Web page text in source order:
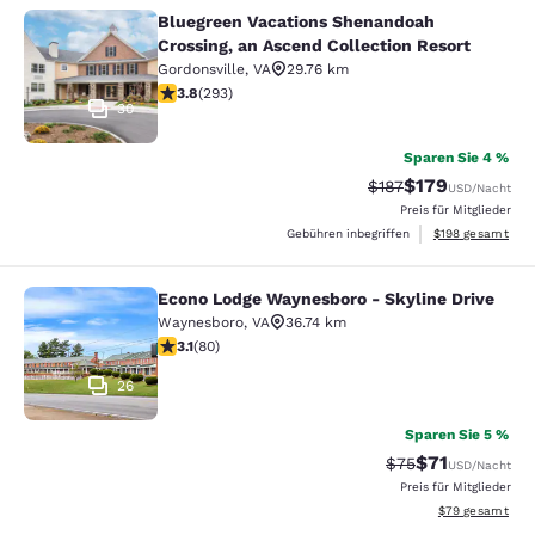
Bluegreen Vacations Shenandoah
30
Bluegreen Vacations Shenandoah
Crossing, an Ascend Collection Resort
Gordonsville, VA
29.76 km
3.81-Sterne-Bewertung. Gut. 293 Bewertungen
3.8(293)
Sparen Sie 4 %
Durchgestrichener
$187Vergünstigter
$179USD/Nacht
Preis für Mitglieder
Gebühren inbegriffen
Geschätzte
$198 gesamt
Econo Lodge Waynesboro - Skyline
26
Econo Lodge Waynesboro - Skyline Drive
Waynesboro, VA
36.74 km
3.11-Sterne-Bewertung. Gut. 80 Bewertungen
3.1(80)
Sparen Sie 5 %
$75Vergünstigter
$71USD/Nacht
Preis für Mitglieder
Geschätzte
$79 gesamt